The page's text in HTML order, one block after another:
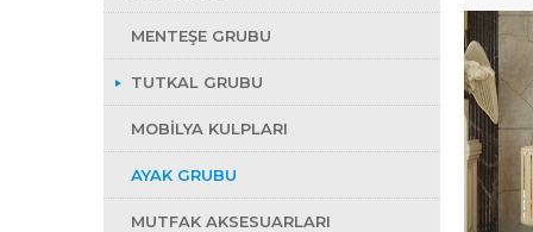
MENTEŞE GRUBU
TUTKAL GRUBU
MOBILYA KULPLARI
AYAK GRUBU
MUTFAK AKSESUARLARI